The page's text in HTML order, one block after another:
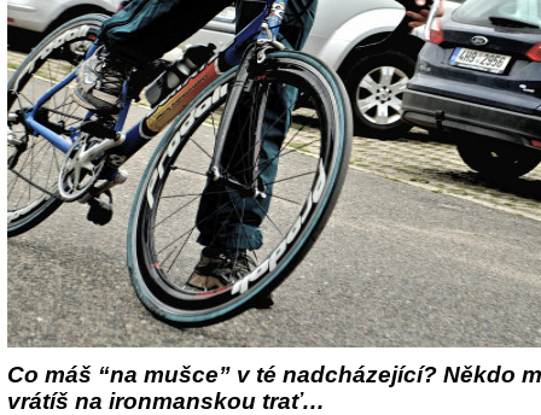
Co máš “na mušce” v té nadcházející? Někdo
vrátíš na ironmanskou trať…